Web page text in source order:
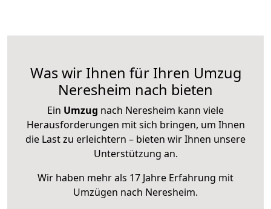
Was wir Ihnen für Ihren Umzug
Neresheim nach bieten
Ein Umzug nach Neresheim kann viele
Herausforderungen mit sich bringen, um Ihnen
die Last zu erleichtern – bieten wir Ihnen unsere
Unterstützung an.
Wir haben mehr als 17 Jahre Erfahrung mit
Umzügen nach Neresheim.